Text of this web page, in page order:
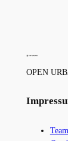
OPEN
Team